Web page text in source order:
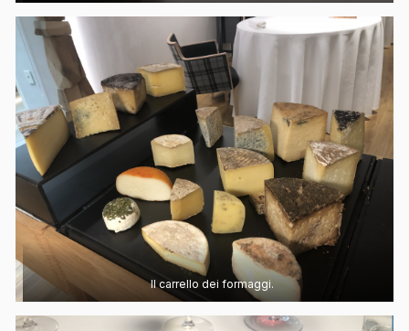
Il carrello dei formaggi.